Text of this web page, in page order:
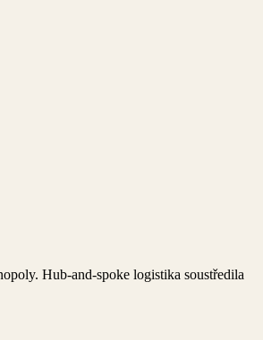
Hub-and-spoke logistika soustředila